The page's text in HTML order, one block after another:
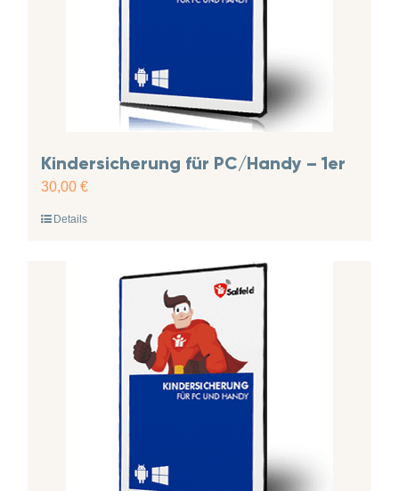
Kindersicherung für PC/Handy – 1er
30,00 €
Details